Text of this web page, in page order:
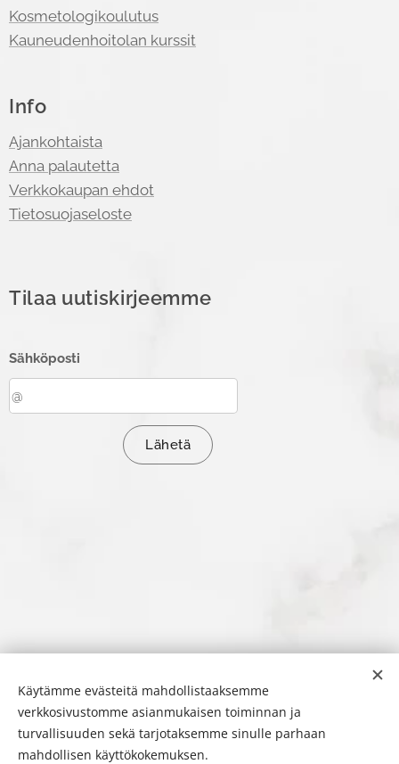
Kosmetologikoulutus
Kauneudenhoitolan kurssit
Info
Ajankohtaista
Anna palautetta
Verkkokaupan ehdot
Tietosuojaseloste
Tilaa uutiskirjeemme
Sähköposti
Lähetä
Käytämme evästeitä mahdollistaaksemme
verkkosivustomme asianmukaisen toiminnan ja
turvallisuuden sekä tarjotaksemme sinulle parhaan
mahdollisen käyttökokemuksen.